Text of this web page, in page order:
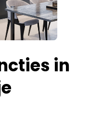
in